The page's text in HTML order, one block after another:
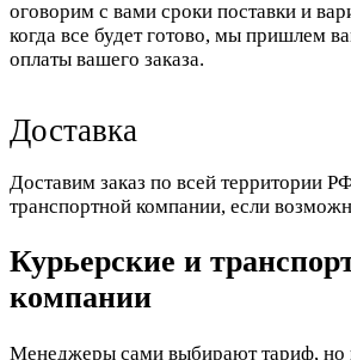
оговорим с вами сроки поставки и
когда все будет готово, мы пришлем
оплаты вашего заказа.
Доставка
Доставим заказ по всей территории
транспортной компании, если
Курьерские и
компании
Менеджеры сами выбирают тариф, но